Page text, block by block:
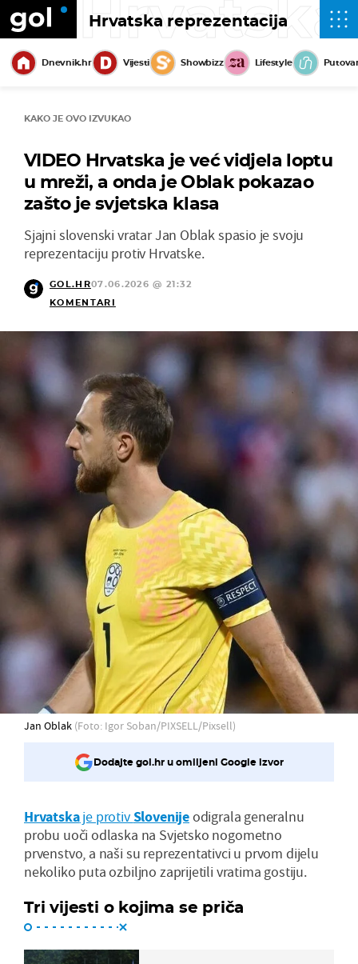
Hrvatska reprezentacija
Dnevnik.hr Vijesti Showbizz Lifestyle
KAKO JE OVO IZVUKAO
VIDEO Hrvatska je već vidjela loptu
u mreži, a onda je Oblak pokazao
zašto je svjetska klasa
Sjajni slovenski vratar Jan Oblak spasio je svoju
reprezentaciju protiv Hrvatske.
GOL.HR07.06.2026 @ 21:32
KOMENTARI
Jan Oblak (Foto: Igor Soban/PIXSELL/Pixsell)
Dodajte gol.hr u omiljeni Google izvor
Hrvatskaje protivSlovenijeodigrala generalnu
probu uoči odlaska na Svjetsko nogometno
prvenstvo, a naši su reprezentativci u prvom dijelu
nekoliko puta ozbiljno zaprijetili vratima gostiju.
Tri vijesti o kojima se priča